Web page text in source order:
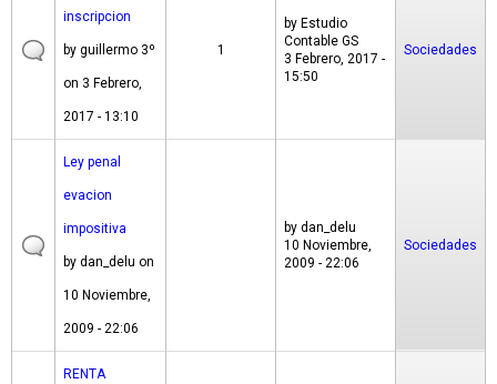
inscripcion
by guillermo 3º
on 3 Febrero,
2017 - 13:10
1
by Estudio
Contable GS
3 Febrero, 2017 -
15:50
Sociedades
Ley penal
evacion
impositiva
by dan_delu on
10 Noviembre,
2009 - 22:06
by dan_delu
10 Noviembre,
2009 - 22:06
Sociedades
RENTA